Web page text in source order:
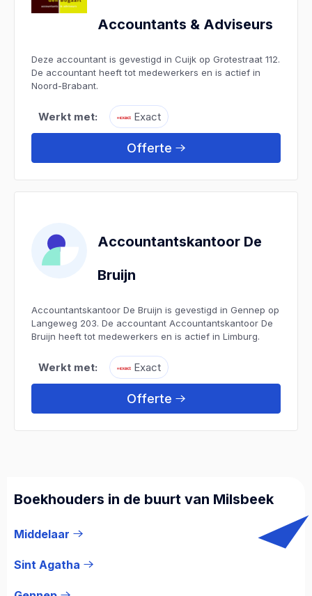
Accountants & Adviseurs
Deze accountant is gevestigd in Cuijk op Grotestraat 112.
De accountant heeft tot medewerkers en is actief in
Noord-Brabant.
Werkt met: Exact
Offerte
Accountantskantoor De
Bruijn
Accountantskantoor De Bruijn is gevestigd in Gennep op
Langeweg 203. De accountant Accountantskantoor De
Bruijn heeft tot medewerkers en is actief in Limburg.
Werkt met: Exact
Offerte
Boekhouders in de buurt van Milsbeek
Middelaar
Sint Agatha